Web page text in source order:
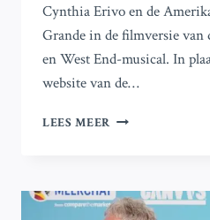
Cynthia Erivo en de
Grande in de filmversie van
en West End-musical. In
website van de…
LEES MEER
PORNOSITE
OP